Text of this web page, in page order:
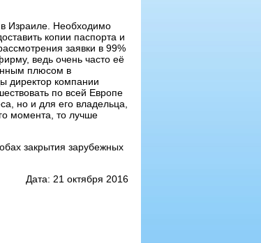
Израиле. Необходимо
копии паспорта и
заявки в 99%
ведь очень часто её
плюсом в
директор компании
по всей Европе
но и для его владельца,
момента, то лучше
закрытия зарубежных
Дата: 21 октября 2016